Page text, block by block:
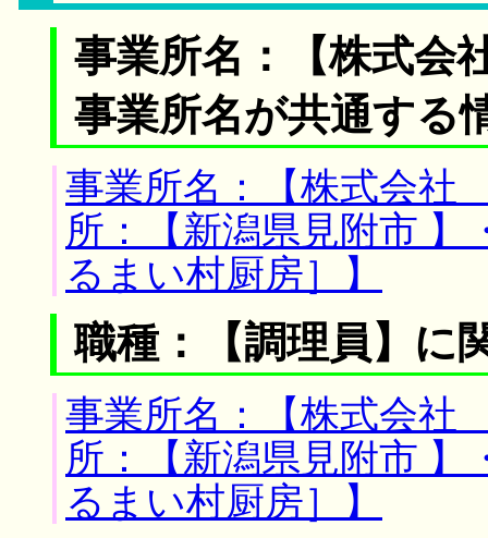
事業所名：【株式
事業所名が共通する
事業所名：【株式会
所：【新潟県見附市 】
るまい村厨房］】
職種：【調理員】に
事業所名：【株式会
所：【新潟県見附市 】
るまい村厨房］】